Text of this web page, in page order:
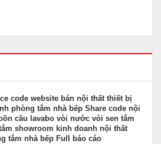
code website bán nội thất thiết bị
phòng tắm nhà bếp Share code nội
cầu lavabo vòi nước vòi sen tắm
showroom kinh doanh nội thất
tắm nhà bếp Full báo cáo